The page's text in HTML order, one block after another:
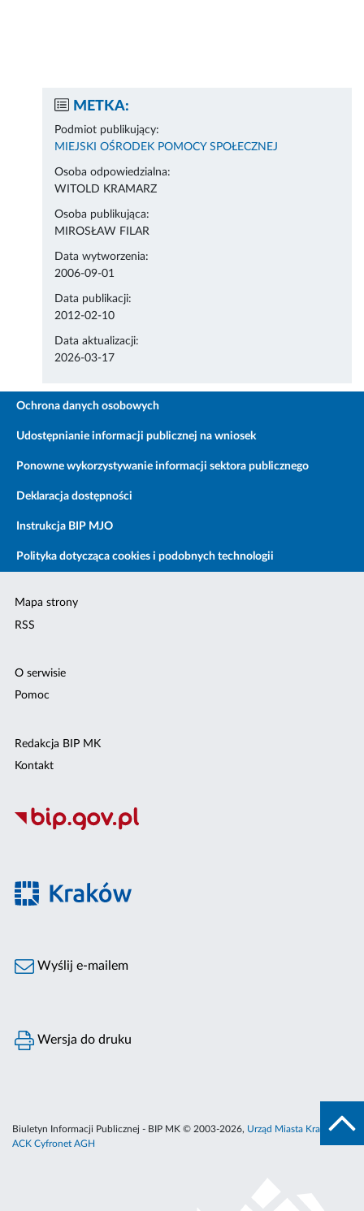
METKA:
Podmiot publikujący:
MIEJSKI OŚRODEK POMOCY SPOŁECZNEJ
Osoba odpowiedzialna:
WITOLD KRAMARZ
Osoba publikująca:
MIROSŁAW FILAR
Data wytworzenia:
2006-09-01
Data publikacji:
2012-02-10
Data aktualizacji:
2026-03-17
Ochrona danych osobowych
Udostępnianie informacji publicznej na wniosek
Ponowne wykorzystywanie informacji sektora publicznego
Deklaracja dostępności
Instrukcja BIP MJO
Polityka dotycząca cookies i podobnych technologii
Mapa strony
RSS
O serwisie
Pomoc
Redakcja BIP MK
Kontakt
Wyślij e-mailem
Wersja do druku
Biuletyn Informacji Publicznej - BIP MK © 2003-2026, Urząd Miasta Krakowa
ACK Cyfronet AGH